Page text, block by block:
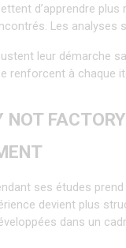
d’apprendre
Les
leur démarche
renforcent à chaque
ses études
devient plus
dans un